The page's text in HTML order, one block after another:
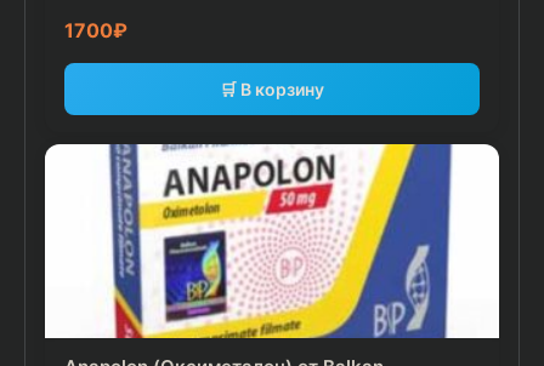
1700₽
🛒 В корзину